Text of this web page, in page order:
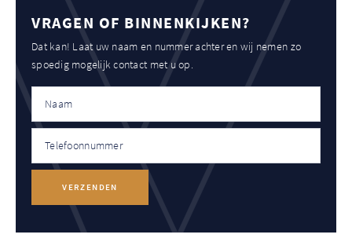
VRAGEN OF BINNENKIJKEN?
Dat kan! Laat uw naam en nummer achter en wij nemen zo
spoedig mogelijk contact met u op.
VERZENDEN